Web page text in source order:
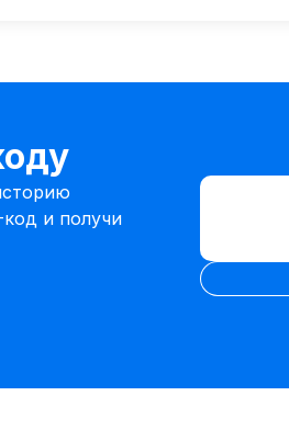
и получи
Ввести VIN-
код